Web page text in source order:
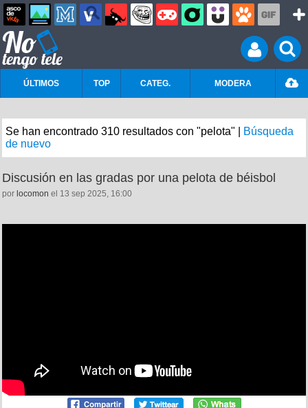
ÚLTIMOS TOP CATEG. MODERA
Se han encontrado 310 resultados con "pelota" |
Búsqueda
de nuevo
Discusión en las gradas por una pelota de béisbol
por locomon el 13 sep 2025, 16:00